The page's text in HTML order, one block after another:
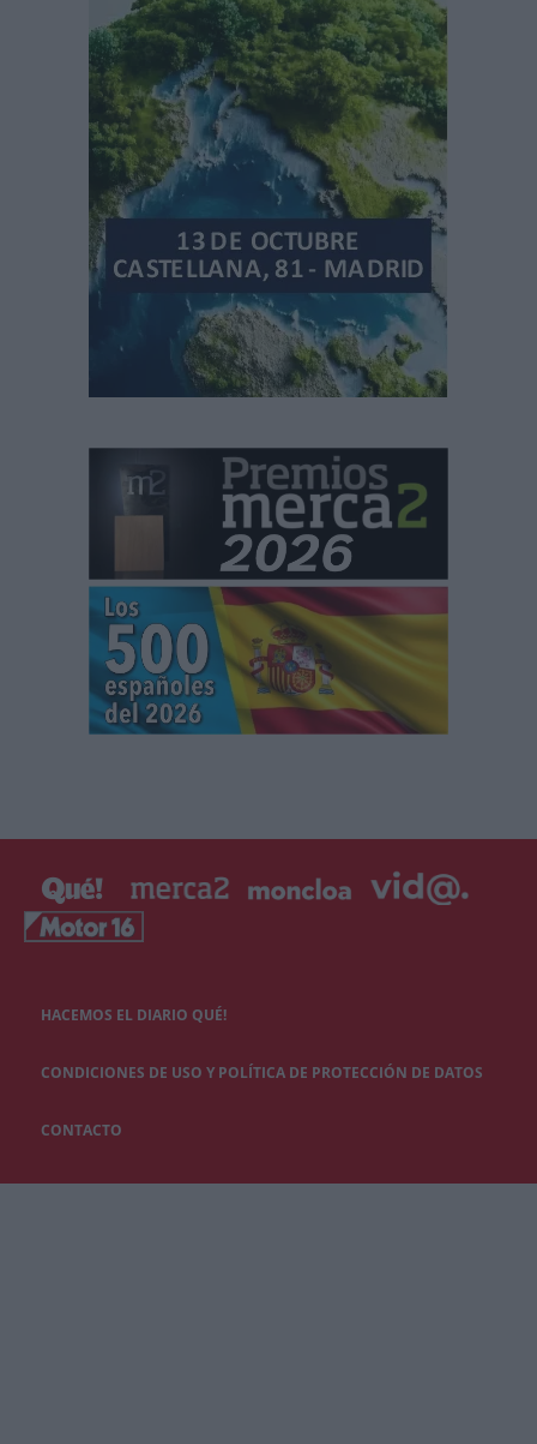
HACEMOS EL DIARIO QUÉ!
CONDICIONES DE USO Y POLÍTICA DE PROTECCIÓN DE DATOS
CONTACTO